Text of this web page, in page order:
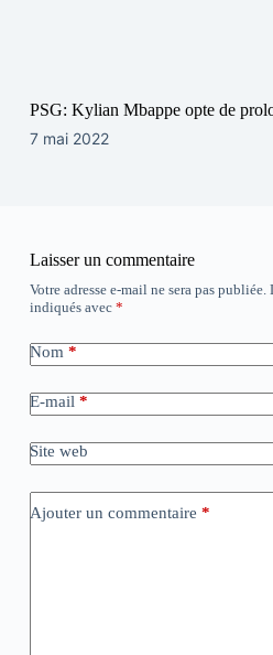
PSG: Kylian Mbappe opte de
7 mai 2022
Laisser un commentaire
Votre adresse e-mail ne sera pas publiée.
indiqués avec *
Nom *
E-mail *
Site web
Ajouter un commentaire *